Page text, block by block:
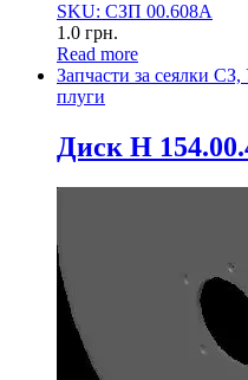
SKU: СЗП 00.608А
1.0 грн.
Read more
Запчасти за сеялки
плуги
Диск Н